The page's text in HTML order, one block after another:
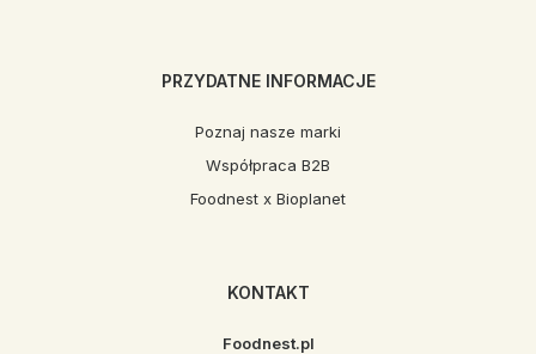
PRZYDATNE INFORMACJE
Poznaj nasze marki
Współpraca B2B
Foodnest x Bioplanet
KONTAKT
Foodnest.pl